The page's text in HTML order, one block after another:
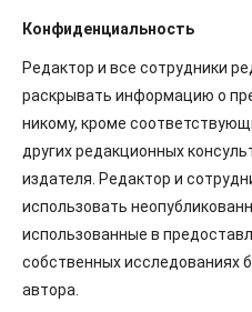
Конфиденциальность
Редактор и все сотрудники
раскрывать информацию о
никому, кроме
других редакционных
издателя. Редактор и
использовать
использованные в
собственных исследованиях
автора.